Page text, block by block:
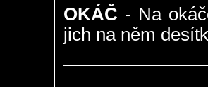
OKÁČ - Na
jich na něm